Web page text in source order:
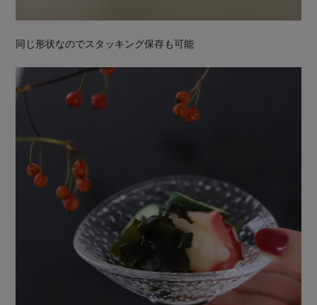
同じ形状なのでスタッキング保存も可能